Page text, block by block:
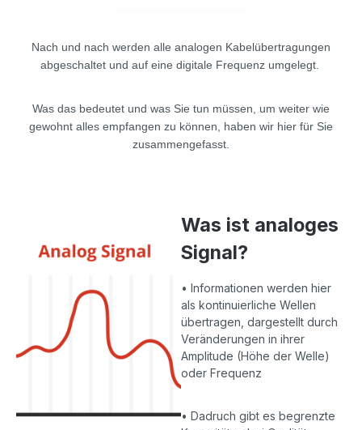
Nach und nach werden alle analogen Kabelübertragungen
abgeschaltet und auf eine digitale Frequenz umgelegt.
Was das bedeutet und was Sie tun müssen, um weiter wie
gewohnt alles empfangen zu können, haben wir hier für Sie
zusammengefasst.
Was ist analoges
Signal?
• Informationen werden hier
als kontinuierliche Wellen
übertragen, dargestellt durch
Veränderungen in ihrer
Amplitude (Höhe der Welle)
oder Frequenz
• Dadruch gibt es begrenzte